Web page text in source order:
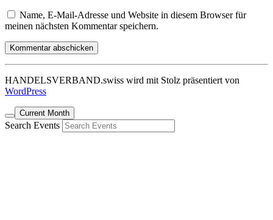
Name, E-Mail-Adresse und Website in diesem Browser für
meinen nächsten Kommentar speichern.
HANDELSVERBAND.swiss wird mit Stolz präsentiert von
WordPress
Current Month
Search Events